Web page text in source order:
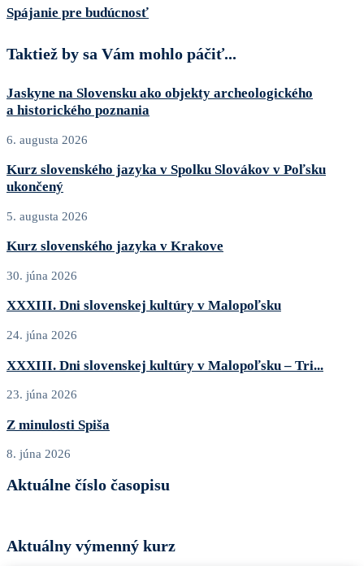
Spájanie pre budúcnosť
Taktiež by sa Vám mohlo páčiť...
Jaskyne na Slovensku ako objekty archeologického
a historického poznania
6. augusta 2026
Kurz slovenského jazyka v Spolku Slovákov v Poľsku
ukončený
5. augusta 2026
Kurz slovenského jazyka v Krakove
30. júna 2026
XXXIII. Dni slovenskej kultúry v Malopoľsku
24. júna 2026
XXXIII. Dni slovenskej kultúry v Malopoľsku – Tri...
23. júna 2026
Z minulosti Spiša
8. júna 2026
Aktuálne číslo časopisu
Aktuálny výmenný kurz